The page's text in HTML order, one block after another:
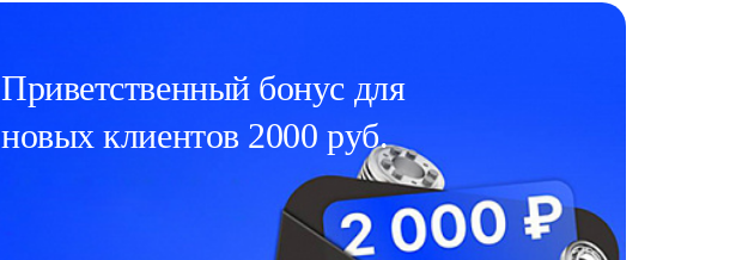
Приветственный бонус для
новых клиентов 2000 руб.